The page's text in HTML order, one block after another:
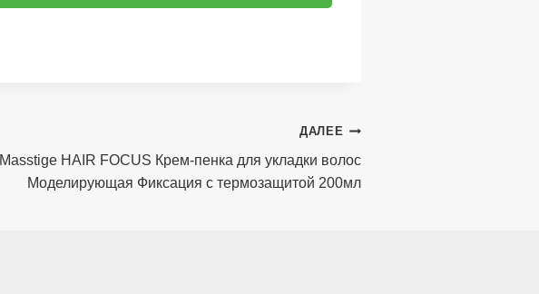
ДАЛЕЕ
Masstige HAIR FOCUS Крем-пенка для укладки волос
Моделирующая Фиксация с термозащитой 200мл